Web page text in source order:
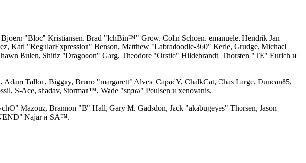
"Bloc" Kristiansen, Brad "IchBin™" Grow, Colin Schoen, emanuele, Hendrik Jan
Karl "RegularExpression" Benson, Matthew "Labradoodle-360" Kerle, Grudge, Michael
Bulen, Shitiz "Dragooon" Garg, Theodore "Orstio" Hildebrandt, Thorsten "TE" Eurich и
Tallon, Bigguy, Bruno "margarett" Alves, CapadY, ChalkCat, Chas Large, Duncan85,
S-Ace, shadav, Storman™, Wade "sησω" Poulsen и xenovanis.
Mazouz, Brannon "B" Hall, Gary M. Gadsdon, Jack "akabugeyes" Thorsen, Jason
Najar и SA™.